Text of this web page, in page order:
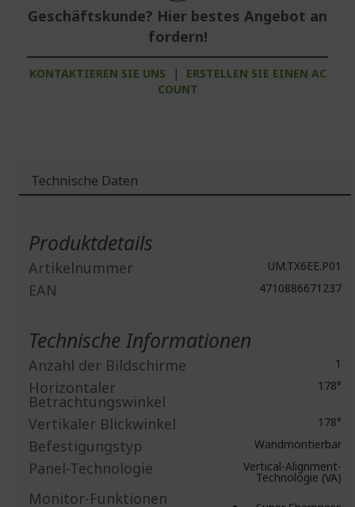
Geschäftskunde? Hier bestes Angebot an
fordern!
KONTAKTIEREN SIE UNS |
ERSTELLEN SIE EINEN AC
COUNT
Technische Daten
Produktdetails
Artikelnummer UM.TX6EE.P01
EAN 4710886671237
Technische Informationen
Anzahl der Bildschirme 1
Horizontaler
Betrachtungswinkel
178°
Vertikaler Blickwinkel 178°
Befestigungstyp Wandmontierbar
Panel-Technologie Vertical-Alignment-
Technologie (VA)
Monitor-Funktionen